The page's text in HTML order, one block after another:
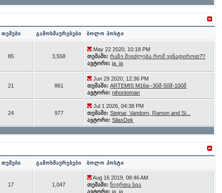
თემები გამოხმაურებები ბოლო პოსტი
85 3,558
May 22 2020, 10:18 PM
თემაში: რაზე შეიძლება რომ ვინადიროთ??
ავტორი: ja_ja
21 861
Jun 29 2020, 12:36 PM
თემაში: ARTEMIS M16a--30მ-50მ-100მ
ავტორი: nihontoman
24 977
Jul 1 2026, 04:38 PM
თემაში: Stejnar, Vandorn, Ramon and Si...
ავტორი: SilasDek
თემები გამოხმაურებები ბოლო პოსტი
17 1,047
Aug 16 2019, 08:46 AM
თემაში: წევრთა სია
ავტორი: ja_ja